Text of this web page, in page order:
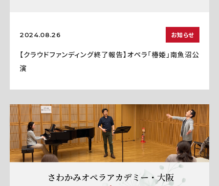
2024.08.26 お知らせ
【クラウドファンディング終了報告】オペラ「椿姫」南魚沼公
演